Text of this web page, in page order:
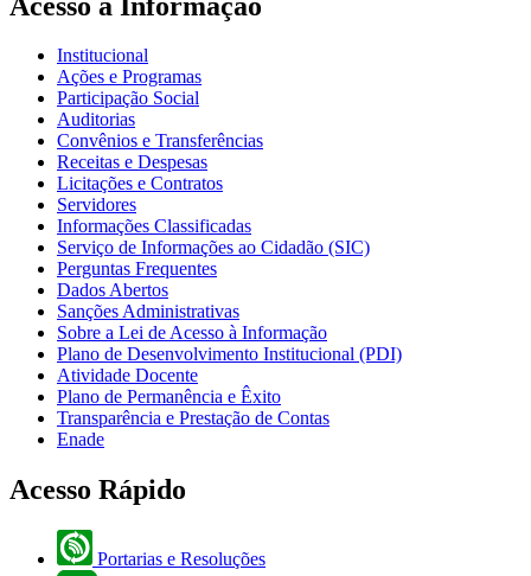
Institucional
Ações e Programas
Participação Social
Auditorias
Convênios e Transferências
Receitas e Despesas
Licitações e Contratos
Servidores
Informações Classificadas
Serviço de Informações ao Cidadão (SIC)
Perguntas Frequentes
Dados Abertos
Sanções Administrativas
Sobre a Lei de Acesso à Informação
Plano de Desenvolvimento Institucional (PDI)
Atividade Docente
Plano de Permanência e Êxito
Transparência e Prestação de Contas
Enade
Acesso Rápido
Portarias e Resoluções